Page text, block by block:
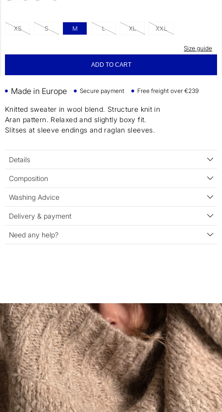
XS S M L XL XXL
Size guide
ADD TO CART
Made in Europe Secure payment Free freight over €239
Knitted sweater in wool blend. Structure knit in
Aran pattern. Relaxed and slightly boxy fit.
Slitses at sleeve endings and raglan sleeves.
Details
Composition
Washing Advice
Delivery & payment
Need any help?